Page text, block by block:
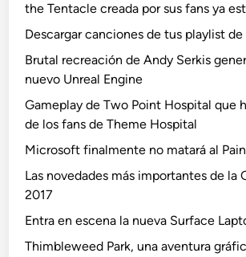
the Tentacle creada por sus fans ya
Descargar canciones de tus playlist
Brutal recreación de Andy Serkis
nuevo Unreal Engine
Gameplay de Two Point Hospital que
de los fans de Theme Hospital
Microsoft finalmente no matará al
Las novedades más importantes de la
2017
Entra en escena la nueva Surface
Thimbleweed Park, una aventura